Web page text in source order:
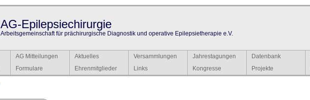
AG-Epilepsiechirurgie
Arbeitsgemeinschaft für prächirurgische Diagnostik und operative Epilepsietherapie e.V.
AG Mitteilungen Aktuelles Versammlungen Jahrestagungen Datenbank
Formulare Ehrenmitglieder Links Kongresse Projekte